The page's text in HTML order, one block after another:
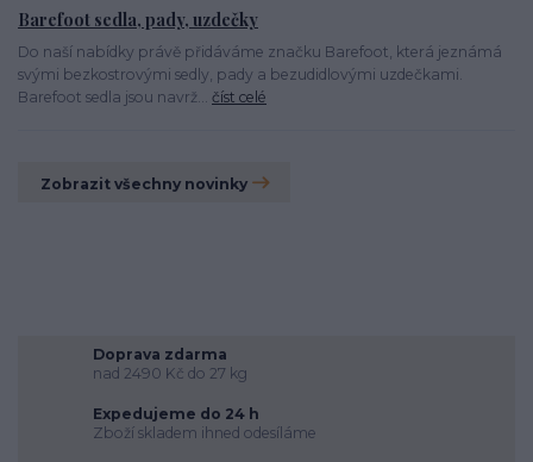
Barefoot sedla, pady, uzdečky
Do naší nabídky právě přidáváme značku Barefoot, která jeznámá
svými bezkostrovými sedly, pady a bezudidlovými uzdečkami.
Barefoot sedla jsou navrž... číst celé
Zobrazit všechny novinky
Doprava zdarma
nad 2490 Kč do 27 kg
Expedujeme do 24 h
Zboží skladem ihned odesíláme